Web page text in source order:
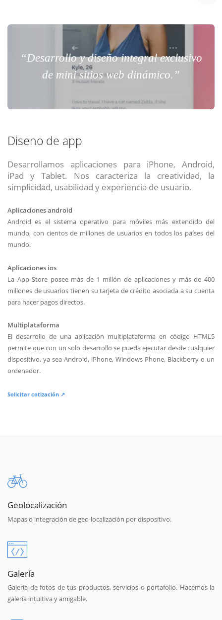
“Desarrollo y diseño integral exclusivo
de mini sitios web dinámico.”
Diseno de app
Desarrollamos aplicaciones para iPhone, Android,
iPad y Tablet. Nos caracteriza la creatividad, la
simplicidad, usabilidad y experiencia de usuario.
Aplicaciones android
Android es el sistema operativo para móviles más extendido del
mundo, con cientos de millones de usuarios en todos los países del
mundo.
Aplicaciones ios
La App Store posee más de 1 millón de aplicaciones y más de 400
millones de usuarios tienen su tarjeta de crédito asociada a su cuenta
para hacer pagos directos.
Multiplataforma
El desarrollo de una aplicación multiplataforma en código HTML5
permite que con un solo desarrollo se pueda ejecutar desde cualquier
dispositivo, ya sea Android, iPhone, Windows Phone, Blackberry o un
ordenador.
Solicitar cotización ↗
Geolocalización
Mapas o integración de geo-localización por dispositivo.
Galería
Galería de fotos de tus productos, servicios o portafolio. Hacemos la
galería intuitiva y amigable.